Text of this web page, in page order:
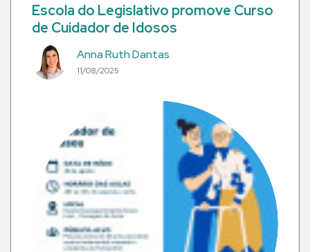
Escola do Legislativo promove Curso
de Cuidador de Idosos
Anna Ruth Dantas
11/08/2025